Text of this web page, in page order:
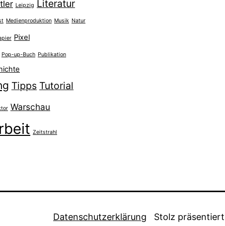
Leipzig Literatur
Medienproduktion Musik Natur
Pixel
Pop-up-Buch Publikation
Tipps Tutorial
Warschau
Zeitstrahl
Datenschutzerklärung Stolz